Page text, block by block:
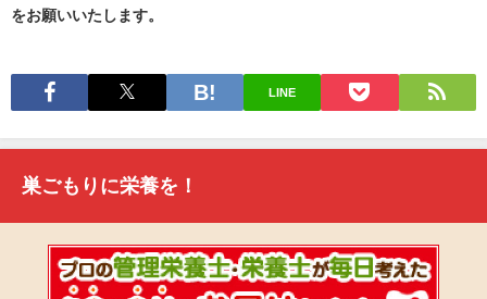
をお願いいたします。
LINE
巣ごもりに栄養を！